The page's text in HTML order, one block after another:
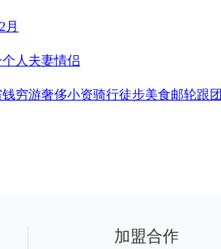
月
人 夫妻情侣
钱穷游奢侈小资骑行徒步美食邮轮跟团
加盟合作